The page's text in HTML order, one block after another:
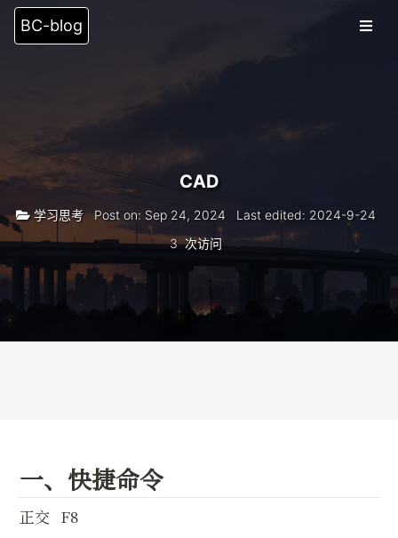
BC-blog
友情链接
留言板
CAD
学习思考 Post on: Sep 24, 2024 Last edited: 2024-9-24
3 次访问
一、快捷命令
正交   F8